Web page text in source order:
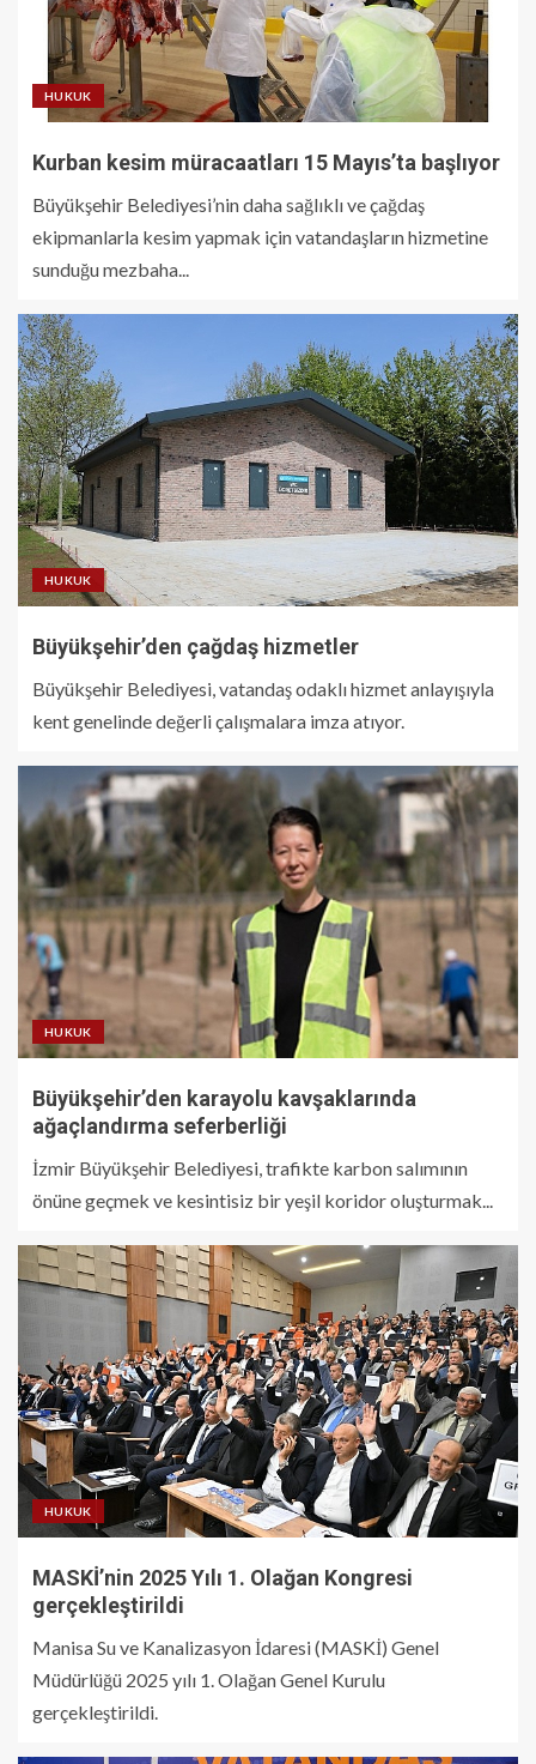
HUKUK
Kurban kesim müracaatları 15 Mayıs’ta başlıyor
Büyükşehir Belediyesi’nin daha sağlıklı ve çağdaş
ekipmanlarla kesim yapmak için vatandaşların hizmetine
sunduğu mezbaha...
HUKUK
Büyükşehir’den çağdaş hizmetler
Büyükşehir Belediyesi, vatandaş odaklı hizmet anlayışıyla
kent genelinde değerli çalışmalara imza atıyor.
HUKUK
Büyükşehir’den karayolu kavşaklarında
ağaçlandırma seferberliği
İzmir Büyükşehir Belediyesi, trafikte karbon salımının
önüne geçmek ve kesintisiz bir yeşil koridor oluşturmak...
HUKUK
MASKİ’nin 2025 Yılı 1. Olağan Kongresi
gerçekleştirildi
Manisa Su ve Kanalizasyon İdaresi (MASKİ) Genel
Müdürlüğü 2025 yılı 1. Olağan Genel Kurulu
gerçekleştirildi.